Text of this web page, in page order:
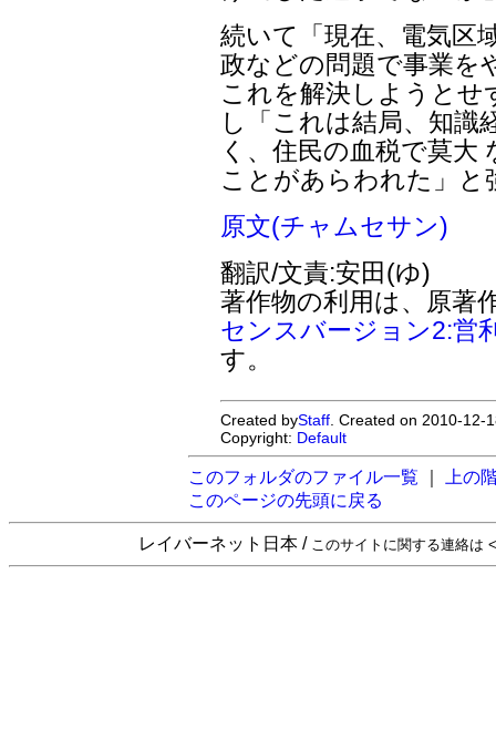
続いて「現在、電気区
政などの問題で事業を
これを解決しようとせ
し「これは結局、知識
く、住民の血税で莫大
ことがあらわれた」と
原文(チャムセサン)
翻訳/文責:安田(ゆ)
著作物の利用は、原著
センスバージョン2:営
す。
Created byStaff . Created on 2010-
Copyright: Default
このフォルダのファイル一覧
上の
このページの先頭に戻る
レイバーネット日本 / このサイトに関する連絡は